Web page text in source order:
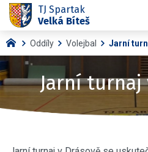
Oddíly Volejbal Jarní
Jarní turnaj
TJ Spartak
Velká Bíteš